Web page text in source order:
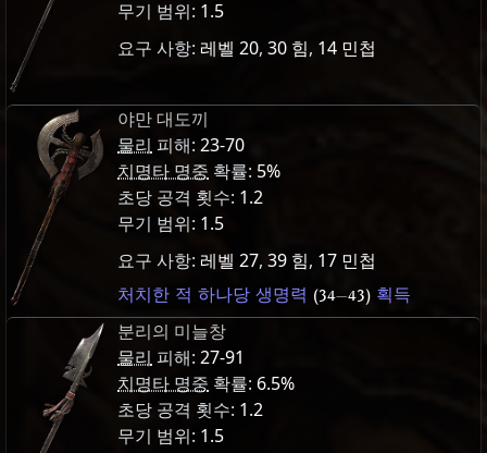
무기 범위: 1.5
요구 사항: 레벨 20, 30 힘, 14 민첩
야만 대도끼
물리 피해: 23-70
치명타 명중 확률: 5%
초당 공격 횟수: 1.2
무기 범위: 1.5
요구 사항: 레벨 27, 39 힘, 17 민첩
처치한 적 하나당 생명력 (34—43) 획득
분리의 미늘창
물리 피해: 27-91
치명타 명중 확률: 6.5%
초당 공격 횟수: 1.2
무기 범위: 1.5